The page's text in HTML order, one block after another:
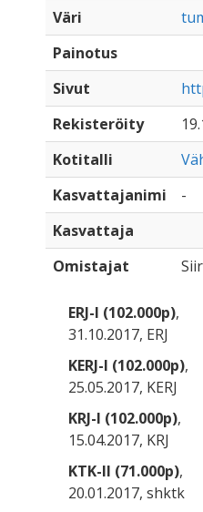
Väri
Painotus
Sivut
Rekisteröity
Kotitalli
Kasvattajanimi
-
Kasvattaja
Omistajat
ERJ-I (102.000p),
31.10.2017, ERJ
KERJ-I (102.000p),
25.05.2017, KERJ
KRJ-I (102.000p),
15.04.2017, KRJ
KTK-II (71.000p),
20.01.2017, shktk